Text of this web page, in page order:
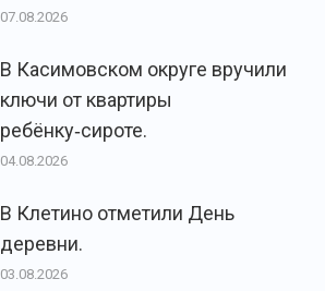
07.08.2026
В Касимовском округе вручили
ключи от квартиры
ребёнку‑сироте.
04.08.2026
В Клетино отметили День
деревни.
03.08.2026